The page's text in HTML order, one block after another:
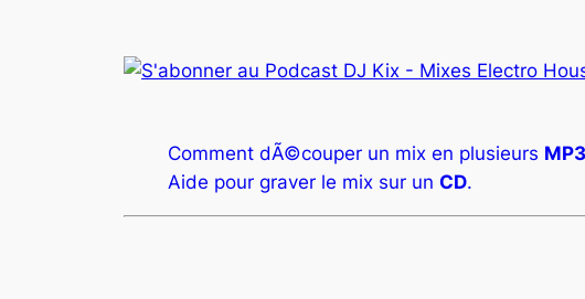
Comment dÃ©couper un mix en plusieurs MP3
Aide pour graver le mix sur un CD.